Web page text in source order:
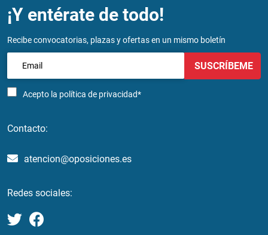
¡Y entérate de todo!
Recibe convocatorias, plazas y ofertas en un mismo boletín
Acepto la política de privacidad*
SUSCRÍBEME
Contacto:
atencion@oposiciones.es
Redes sociales: